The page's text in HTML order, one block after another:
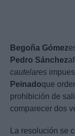
Begoña Gómez
Pedro Sánchez
cautelares
Peinadoque
prohibición de
comparecer dos
La resolución se